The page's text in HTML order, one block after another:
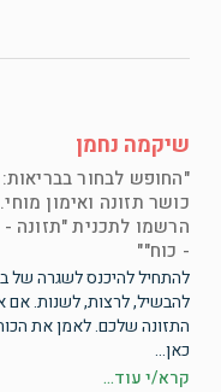
שיקמה נחמן
החופש לבחור בבריאות:
כושר תזונה ואימון מוחי.
הרשמו לתכנית "תזונה -
- כוח"
להתחיל להיכנס לשגרה של
כאן...
קרא/י עוד...